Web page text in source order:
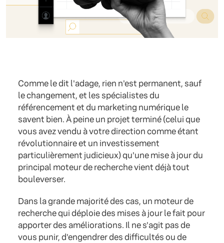
Comme le dit l'adage, rien n'est permanent, sauf
le changement, et les spécialistes du
référencement et du marketing numérique le
savent bien. À peine un projet terminé (celui que
vous avez vendu à votre direction comme étant
révolutionnaire et un investissement
particulièrement judicieux) qu'une mise à jour du
principal moteur de recherche vient déjà tout
bouleverser.
Dans la grande majorité des cas, un moteur de
recherche qui déploie des mises à jour le fait pour
apporter des améliorations. Il ne s'agit pas de
vous punir, d'engendrer des difficultés ou de